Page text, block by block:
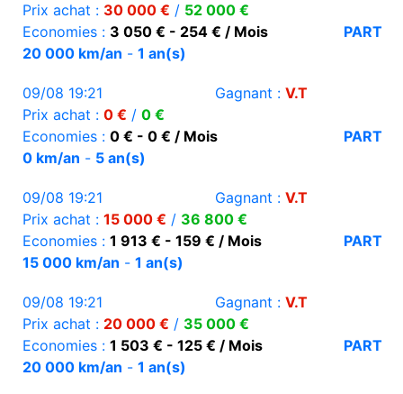
Prix achat : 30 000 € / 52 000 €
Economies : 3 050 € - 254 € / Mois
PART
20 000 km/an - 1 an(s)
09/08 19:21 Gagnant : V.T
Prix achat : 0 € / 0 €
Economies : 0 € - 0 € / Mois
PART
0 km/an - 5 an(s)
09/08 19:21 Gagnant : V.T
Prix achat : 15 000 € / 36 800 €
Economies : 1 913 € - 159 € / Mois
PART
15 000 km/an - 1 an(s)
09/08 19:21 Gagnant : V.T
Prix achat : 20 000 € / 35 000 €
Economies : 1 503 € - 125 € / Mois
PART
20 000 km/an - 1 an(s)